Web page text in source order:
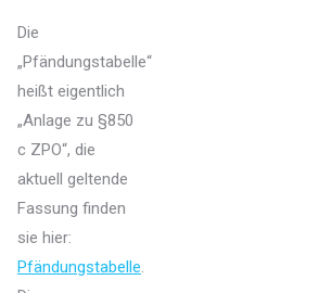
Die
„Pfändungstabelle“
heißt eigentlich
„Anlage zu §850
c ZPO“, die
aktuell geltende
Fassung finden
sie hier:
Pfändungstabelle.